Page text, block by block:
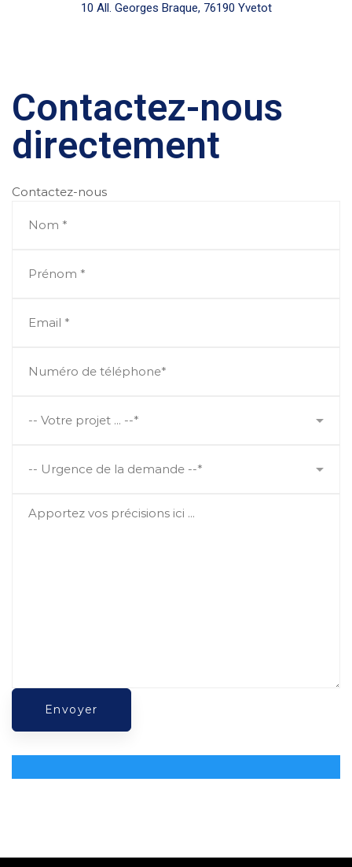
10 All. Georges Braque, 76190 Yvetot
Contactez-nous
directement
Contactez-nous